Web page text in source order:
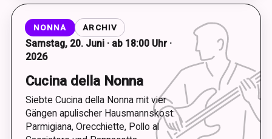
NONNA ARCHIV
Samstag, 20. Juni · ab 18:00 Uhr ·
2026
Cucina della Nonna
Siebte Cucina della Nonna mit vier
Gängen apulischer Hausmannskost:
Parmigiana, Orecchiette, Pollo al